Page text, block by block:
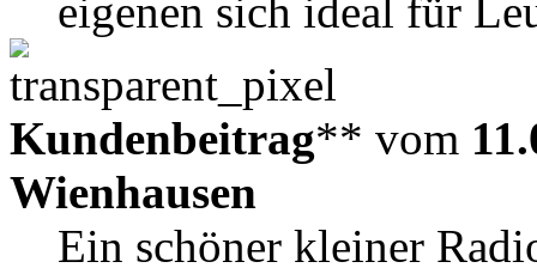
eigenen sich ideal für
Kundenbeitrag** vom
Wienhausen
Ein schöner kleiner